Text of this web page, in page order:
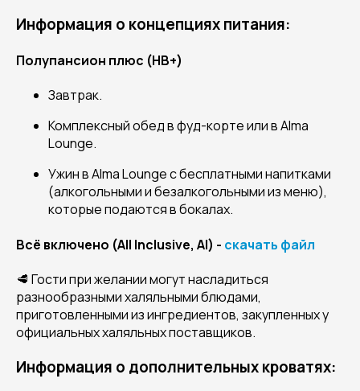
Информация о концепциях питания:
Полупансион плюс (HB+)
Завтрак.
Комплексный обед в фуд-корте или в Alma
Lounge.
Ужин в Alma Lounge с бесплатными напитками
(алкогольными и безалкогольными из меню),
которые подаются в бокалах.
Всё включено (All Inclusive, AI) - скачать файл
🥩 Гости при желании могут насладиться
разнообразными халяльными блюдами,
приготовленными из ингредиентов, закупленных у
официальных халяльных поставщиков.
Информация о дополнительных кроватях: